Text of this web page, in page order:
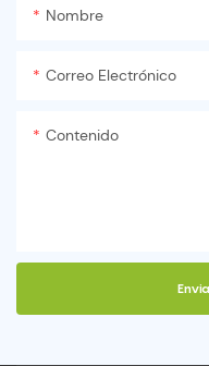
Nombre
Correo Electrónico
Contenido